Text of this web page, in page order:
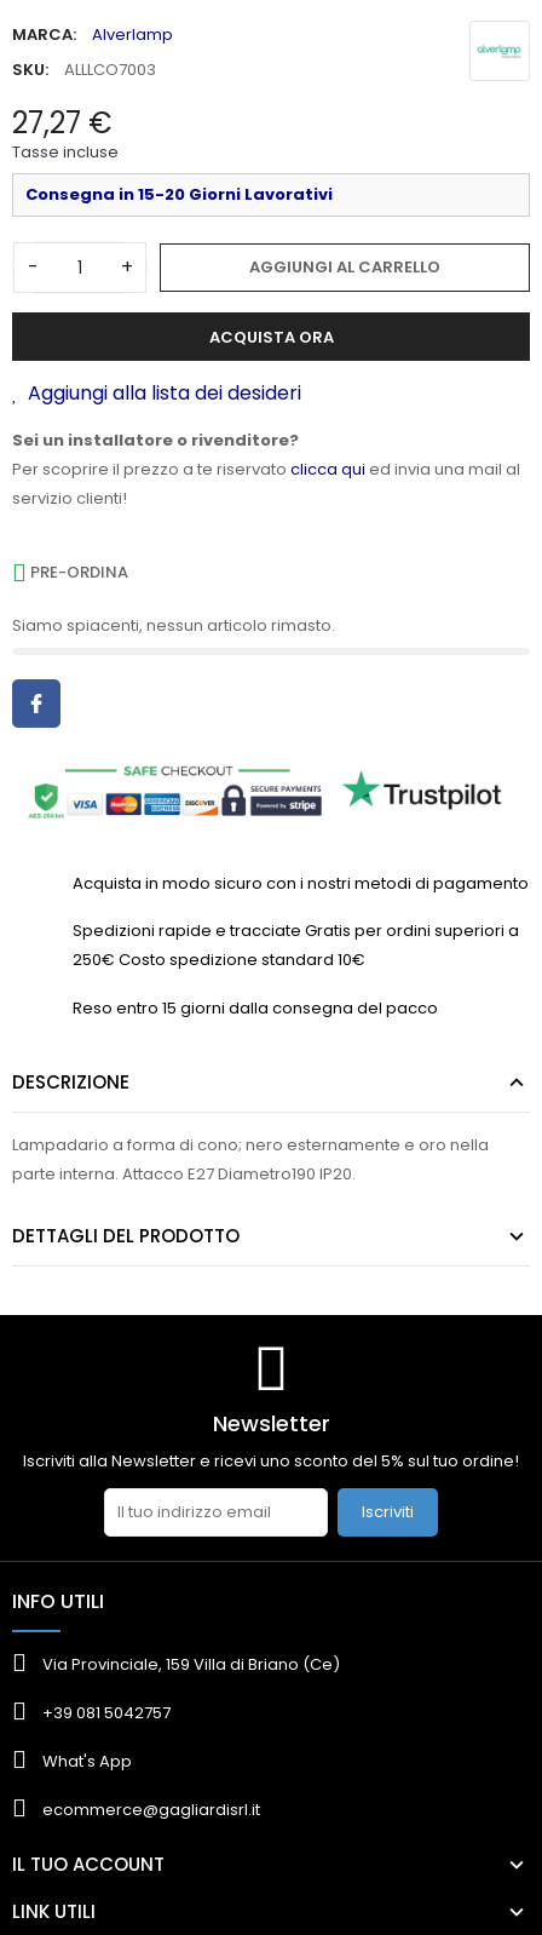
MARCA:
Alverlamp
SKU:
ALLLCO7003
27,27 €
Tasse incluse
Consegna in 15-20 Giorni Lavorativi
- + AGGIUNGI AL CARRELLO
ACQUISTA ORA
Aggiungi alla lista dei desideri
Sei un installatore o rivenditore?
Per scoprire il prezzo a te riservato clicca qui ed invia una mail al
servizio clienti!
PRE-ORDINA
Siamo spiacenti, nessun articolo rimasto.
Acquista in modo sicuro con i nostri metodi di pagamento
Spedizioni rapide e tracciate Gratis per ordini superiori a
250€ Costo spedizione standard 10€
Reso entro 15 giorni dalla consegna del pacco
DESCRIZIONE
Lampadario a forma di cono; nero esternamente e oro nella
parte interna. Attacco E27 Diametro190 IP20.
DETTAGLI DEL PRODOTTO
Newsletter
Iscriviti alla Newsletter e ricevi uno sconto del 5% sul tuo ordine!
Iscriviti
INFO UTILI
Via Provinciale, 159 Villa di Briano (Ce)
+39 081 5042757
What's App
ecommerce@gagliardisrl.it
IL TUO ACCOUNT
LINK UTILI